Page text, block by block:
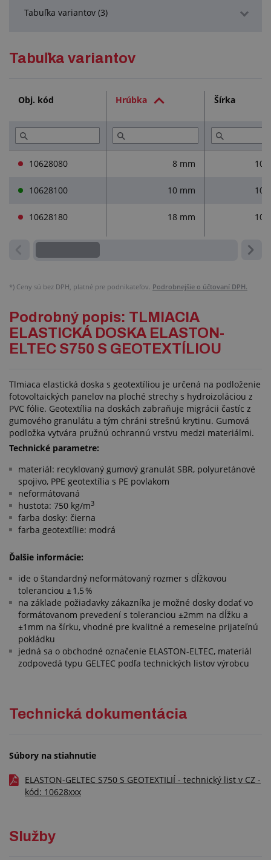
Tabuľka variantov (3)
Prečítajte si (4)
Tabuľka variantov
Obj. kód Hrúbka Šírka
10628080 8 mm
10628100 10 mm
10628180 18 mm
*) Ceny sú bez DPH, platné pre podnikateľov. Podrobnejšie o účtovaní DPH.
Podrobný popis: TLMIACIA
ELASTICKÁ DOSKA ELASTON-
ELTEC S750 S GEOTEXTÍLIOU
Tlmiaca elastická doska s geotextíliou je určená na podloženie
fotovoltaických panelov na ploché strechy s hydroizoláciou z
PVC fólie. Geotextília na doskách zabraňuje migrácii častíc z
gumového granulátu a tým chráni strešnú krytinu. Gumová
podložka vytvára pružnú ochrannú vrstvu medzi materiálmi.
Technické parametre:
materiál: recyklovaný gumový granulát SBR, polyuretánové
spojivo, PPE geotextília s PE povlakom
neformátovaná
hustota: 750 kg/m3
farba dosky: čierna
farba geotextílie: modrá
Ďalšie informácie:
ide o štandardný neformátovaný rozmer s dĺžkovou
toleranciou ± 1,5 %
na základe požiadavky zákazníka je možné dosky dodať vo
formátovanom prevedení s toleranciou ±2mm na dĺžku a
±1mm na šírku, vhodné pre kvalitné a remeselne prijateľnú
pokládku
jedná sa o obchodné označenie ELASTON-ELTEC, materiál
zodpovedá typu GELTEC podľa technických listov výrobcu
Technická dokumentácia
Súbory na stiahnutie
ELASTON-GELTEC S750 S GEOTEXTILIÍ - technický list v CZ -
kód: 10628xxx
Služby